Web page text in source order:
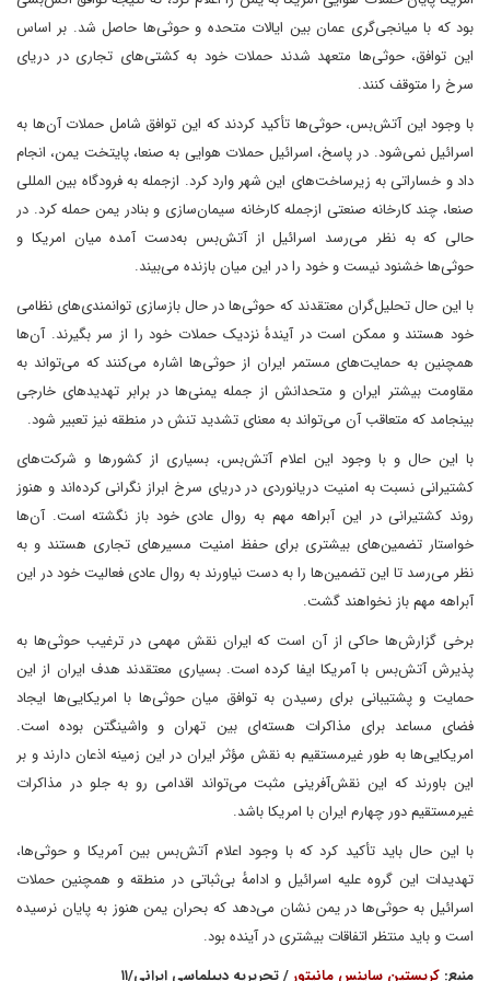
بود که با میانجی‌گری عمان بین ایالات متحده و حوثی‌ها حاصل شد. بر اساس
این توافق، حوثی‌ها متعهد شدند حملات خود به کشتی‌های تجاری در دریای
سرخ را متوقف کنند.
با وجود این آتش‌بس، حوثی‌ها تأکید کردند که این توافق شامل حملات آن‌ها به
اسرائیل نمی‌شود. در پاسخ، اسرائیل حملات هوایی به صنعا، پایتخت یمن، انجام
داد و خساراتی به زیرساخت‌های این شهر وارد کرد. ازجمله به فرودگاه بین المللی
صنعا، چند کارخانه صنعتی ازجمله کارخانه سیمان‌سازی و بنادر یمن حمله کرد. در
حالی که به نظر می‌رسد اسرائیل از آتش‌بس به‌دست آمده میان امریکا و
حوثی‌ها خشنود نیست و خود را در این میان بازنده می‌بیند.
با این حال تحلیل‌گران معتقدند که حوثی‌ها در حال بازسازی توانمندی‌های نظامی
خود هستند و ممکن است در آیندهٔ نزدیک حملات خود را از سر بگیرند. آن‌ها
همچنین به حمایت‌های مستمر ایران از حوثی‌ها اشاره می‌کنند که می‌تواند به
مقاومت بیشتر ایران و متحدانش از جمله یمنی‌ها در برابر تهدیدهای خارجی
بینجامد که متعاقب آن می‌تواند به معنای تشدید تنش در منطقه نیز تعبیر شود.
با این حال و با وجود این اعلام آتش‌بس، بسیاری از کشورها و شرکت‌های
کشتیرانی نسبت به امنیت دریانوردی در دریای سرخ ابراز نگرانی کرده‌اند و هنوز
روند کشتیرانی در این آبراهه مهم به روال عادی خود باز نگشته است. آن‌ها
خواستار تضمین‌های بیشتری برای حفظ امنیت مسیرهای تجاری هستند و به
نظر می‌رسد تا این تضمین‌ها را به دست نیاورند به روال عادی فعالیت خود در این
آبراهه مهم باز نخواهند گشت.
برخی گزارش‌ها حاکی از آن است که ایران نقش مهمی در ترغیب حوثی‌ها به
پذیرش آتش‌بس با آمریکا ایفا کرده است. بسیاری معتقدند هدف ایران از این
حمایت و پشتیبانی برای رسیدن به توافق میان حوثی‌ها با امریکایی‌ها ایجاد
فضای مساعد برای مذاکرات هسته‌ای بین تهران و واشینگتن بوده است.
امریکایی‌ها به طور غیرمستقیم به نقش مؤثر ایران در این زمینه اذعان دارند و بر
این باورند که این نقش‌آفرینی مثبت می‌تواند اقدامی رو به جلو در مذاکرات
غیرمستقیم دور چهارم ایران با امریکا باشد.
با این حال باید تأکید کرد که با وجود اعلام آتش‌بس بین آمریکا و حوثی‌ها،
تهدیدات این گروه علیه اسرائیل و ادامهٔ بی‌ثباتی در منطقه و همچنین حملات
اسرائیل به حوثی‌ها در یمن نشان می‌دهد که بحران یمن هنوز به پایان نرسیده
است و باید منتظر اتفاقات بیشتری در آینده بود.
منبع: کریستین ساینس مانیتور / تحریریه دیپلماسی ایرانی/۱۱